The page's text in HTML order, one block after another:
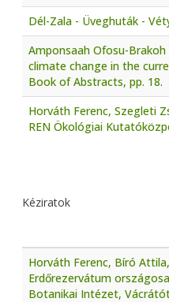
Dél-Zala - Üveghuták -
Amponsaah Ofosu-
climate change in the
Book of Abstracts, pp. 18.
Horváth Ferenc, Szegleti
REN Ökológiai
Kéziratok
Horváth Ferenc, Bíró
Erdőrezervátum
Botanikai Intézet,